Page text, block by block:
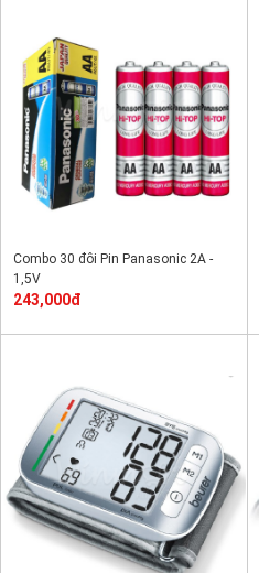
Combo 30 đôi Pin Panasonic 2A -
1,5V
243,000đ